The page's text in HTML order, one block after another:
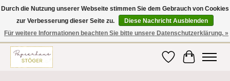
Hier finden Sie hochwertige Produkte im Bereich Schule, Büro, Papier,
Schreiben und vieles mehr! Erhalten Sie Ihre Bestellung bequem nach
Hause oder ins Büro geliefert!
Wunschzettel
Ihr
Durch die Nutzung unserer Webseite stimmen Sie dem Gebrauch von Cookies
zur Verbesserung dieser Seite zu.
Diese Nachricht Ausblenden
Für weitere Informationen beachten Sie bitte unsere Datenschutzerklärung. »